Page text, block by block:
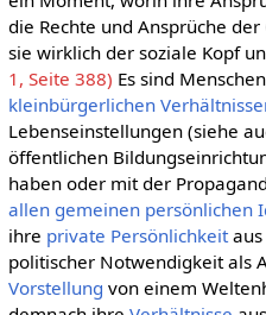
die Rechte und Ansprüche
sie wirklich der soziale Kopf
1, Seite 388) Es sind
kleinbürgerlichen
Lebenseinstellungen (siehe
öffentlichen
haben oder mit der
allen gemeinen persönlichen
ihre private Persönlichkeitaus
politischer Notwendigkeit als
Vorstellung von einem